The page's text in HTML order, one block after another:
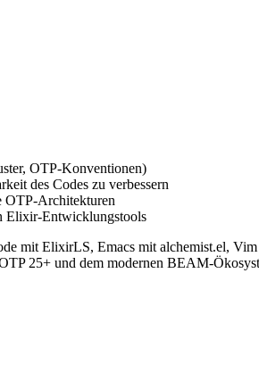
OTP-Konventionen)
des Codes zu verbessern
OTP-Architekturen
Elixir-Entwicklungstools
mit ElixirLS, Emacs mit alchemist.el,
25+ und dem modernen BEAM-